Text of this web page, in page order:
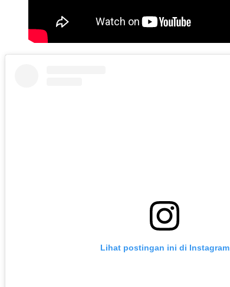
Lihat postingan ini di Instagram